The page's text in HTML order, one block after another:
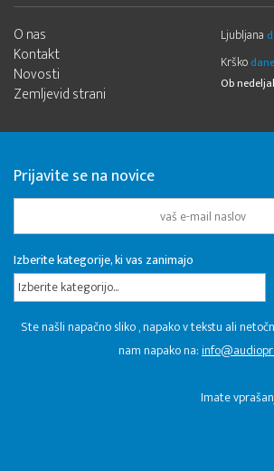
O nas
Kontakt
Novosti
Zemljevid strani
Ljubljana
Krško
Ob
Prijavite se na novice
Izberite kategorije, ki vas zanimajo
Izberite kategorijo...
Ste našli napačno sliko , napako v tekstu ali
nam napako na:
Imate